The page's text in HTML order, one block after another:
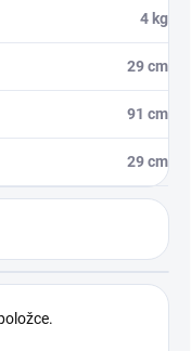
4 kg
29 cm
91 cm
29 cm